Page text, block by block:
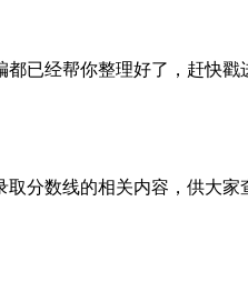
已经帮你整理好了，赶快戳
分数线的相关内容，供大家